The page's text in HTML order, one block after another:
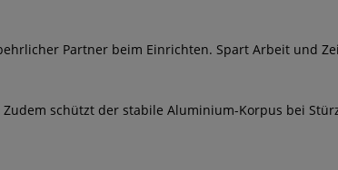
Partner beim Einrichten. Spart Arbeit und
schützt der stabile Aluminium-Korpus bei